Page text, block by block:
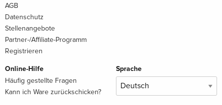
AGB
Datenschutz
Stellenangebote
Partner-/Affiliate-Programm
Registrieren
Online-Hilfe
Häufig gestellte Fragen
Kann ich Ware zurückschicken?
Sprache